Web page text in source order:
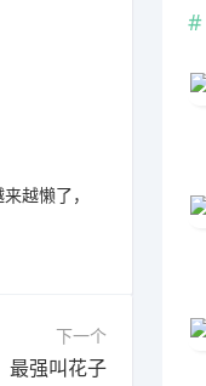
越懒了，
下一个
最强叫花子